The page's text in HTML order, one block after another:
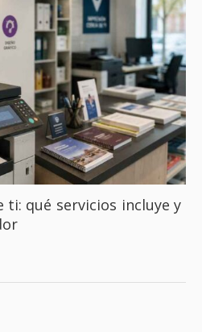
ti: qué servicios incluye y